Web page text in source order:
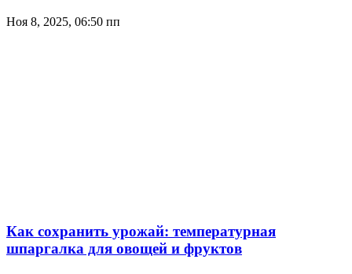
Ноя 8, 2025, 06:50 пп
Как сохранить урожай: температурная
шпаргалка для овощей и фруктов